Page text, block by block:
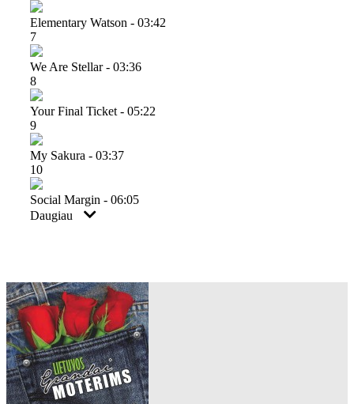
Elementary Watson - 03:42
7
We Are Stellar - 03:36
8
Your Final Ticket - 05:22
9
My Sakura - 03:37
10
Social Margin - 06:05
Daugiau